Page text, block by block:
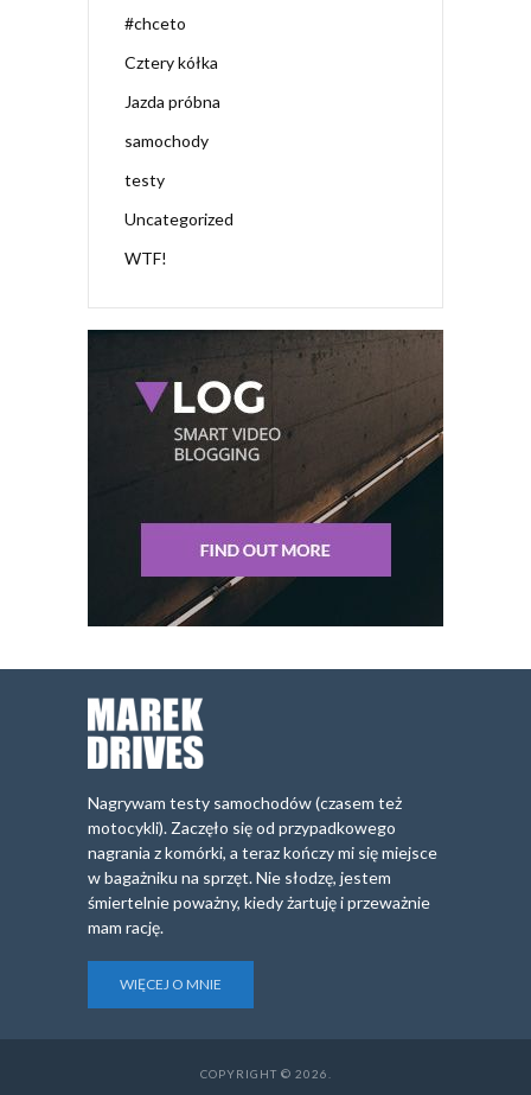
#chceto
Cztery kółka
Jazda próbna
samochody
testy
Uncategorized
WTF!
Nagrywam testy samochodów (czasem też
motocykli). Zaczęło się od przypadkowego
nagrania z komórki, a teraz kończy mi się miejsce
w bagażniku na sprzęt. Nie słodzę, jestem
śmiertelnie poważny, kiedy żartuję i przeważnie
mam rację.
WIĘCEJ O MNIE
COPYRIGHT © 2026.